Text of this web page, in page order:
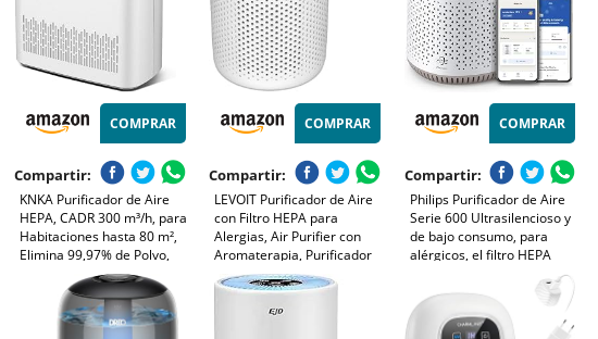
COMPRAR
Compartir:
KNKA Purificador de Aire
HEPA, CADR 300 m³/h, para
Habitaciones hasta 80 m²,
Elimina 99,97% de Polvo,
Polen y Olores, Sensor
Inteligente, Modo Auto y
Reposo, Ideal para
Fumadores y Mascotas
COMPRAR
Compartir:
LEVOIT Purificador de Aire
con Filtro HEPA para
Alergias, Air Purifier con
Aromaterapia, Purificador
Aire Silencioso 25dB, Bajo
Consumo de Energía de 7W,
Core Mini
COMPRAR
Compartir:
Philips Purificador de Aire
Serie 600 Ultrasilencioso y
de bajo consumo, para
alérgicos, el filtro HEPA
contaminantes, cubre hasta
44m2, controlado por app,
blanco (AC0650/10)